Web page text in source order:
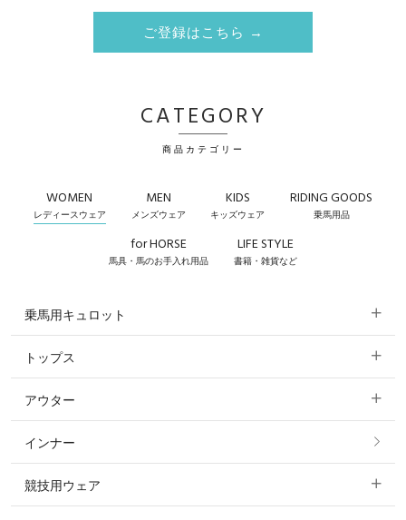
ご登録はこちら →
CATEGORY
商品カテゴリー
WOMEN
レディースウェア
MEN
メンズウェア
KIDS
キッズウェア
RIDING GOODS
乗馬用品
for HORSE
馬具・馬のお手入れ用品
LIFE STYLE
書籍・雑貨など
乗馬用キュロット
すべてのキュロット
フルグリップ・尻革 キュロット
ニーグリップ・膝革 キュロット
トップス
すべてのトップス
ポロシャツ
カットソー・Tシャツ・タンクトップ
アウター
すべてのアウター
コート
インナー
競技用ウェア